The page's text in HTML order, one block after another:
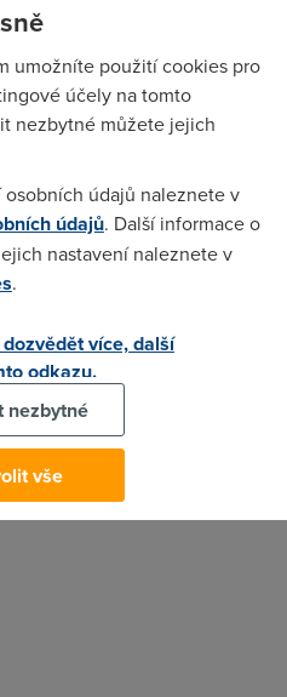
nebo za
umožníte použití cookies pro
účely na tomto
nezbytné můžete jejich
údajů naleznete v
údajů. Další informace o
nastavení naleznete v
.
více, další
odkazu.
nezbytné
vše